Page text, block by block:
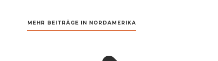
MEHR BEITRÄGE IN NORDAMERIKA